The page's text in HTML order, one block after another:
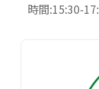
時間:15:30-